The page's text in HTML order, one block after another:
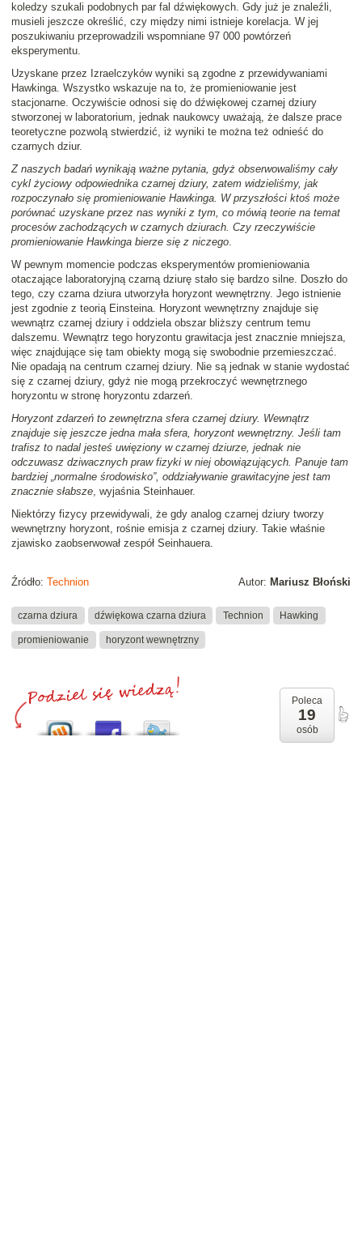
koledzy szukali podobnych par fal dźwiękowych. Gdy już je znaleźli,
musieli jeszcze określić, czy między nimi istnieje korelacja. W jej
poszukiwaniu przeprowadzili wspomniane 97 000 powtórzeń
eksperymentu.
Uzyskane przez Izraelczyków wyniki są zgodne z przewidywaniami
Hawkinga. Wszystko wskazuje na to, że promieniowanie jest
stacjonarne. Oczywiście odnosi się do dźwiękowej czarnej dziury
stworzonej w laboratorium, jednak naukowcy uważają, że dalsze prace
teoretyczne pozwolą stwierdzić, iż wyniki te można też odnieść do
czarnych dziur.
Z naszych badań wynikają ważne pytania, gdyż obserwowaliśmy cały
cykl życiowy odpowiednika czarnej dziury, zatem widzieliśmy, jak
rozpoczynało się promieniowanie Hawkinga. W przyszłości ktoś może
porównać uzyskane przez nas wyniki z tym, co mówią teorie na temat
procesów zachodzących w czarnych dziurach. Czy rzeczywiście
promieniowanie Hawkinga bierze się z niczego.
W pewnym momencie podczas eksperymentów promieniowania
otaczające laboratoryjną czarną dziurę stało się bardzo silne. Doszło do
tego, czy czarna dziura utworzyła horyzont wewnętrzny. Jego istnienie
jest zgodnie z teorią Einsteina. Horyzont wewnętrzny znajduje się
wewnątrz czarnej dziury i oddziela obszar bliższy centrum temu
dalszemu. Wewnątrz tego horyzontu grawitacja jest znacznie mniejsza,
więc znajdujące się tam obiekty mogą się swobodnie przemieszczać.
Nie opadają na centrum czarnej dziury. Nie są jednak w stanie wydostać
się z czarnej dziury, gdyż nie mogą przekroczyć wewnętrznego
horyzontu w stronę horyzontu zdarzeń.
Horyzont zdarzeń to zewnętrzna sfera czarnej dziury. Wewnątrz
znajduje się jeszcze jedna mała sfera, horyzont wewnętrzny. Jeśli tam
trafisz to nadal jesteś uwięziony w czarnej dziurze, jednak nie
odczuwasz dziwacznych praw fizyki w niej obowiązujących. Panuje tam
bardziej „normalne środowisko”, oddziaływanie grawitacyjne jest tam
znacznie słabsze, wyjaśnia Steinhauer.
Niektórzy fizycy przewidywali, że gdy analog czarnej dziury tworzy
wewnętrzny horyzont, rośnie emisja z czarnej dziury. Takie właśnie
zjawisko zaobserwował zespół Seinhauera.
Autor: Mariusz Błoński
Źródło: Technion
czarna dziura dźwiękowa czarna dziura Technion Hawking
promieniowanie horyzont wewnętrzny
Poleca
19
osób